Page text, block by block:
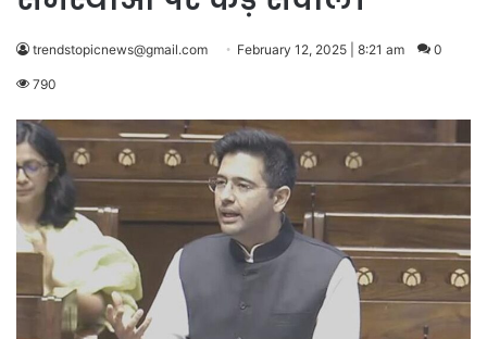
trendstopicnews@gmail.com February 12, 2025 | 8:21 am 0
790